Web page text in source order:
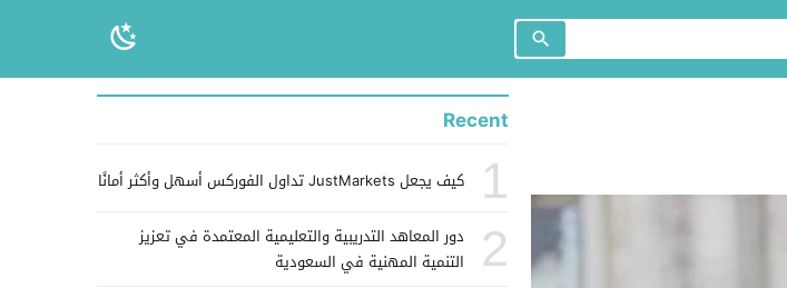
Recent
1 كيف يجعل JustMarkets تداول الفوركس أسهل وأكثر أمانًا
2
دور المعاهد التدريبية والتعليمية المعتمدة في تعزيز
التنمية المهنية في السعودية